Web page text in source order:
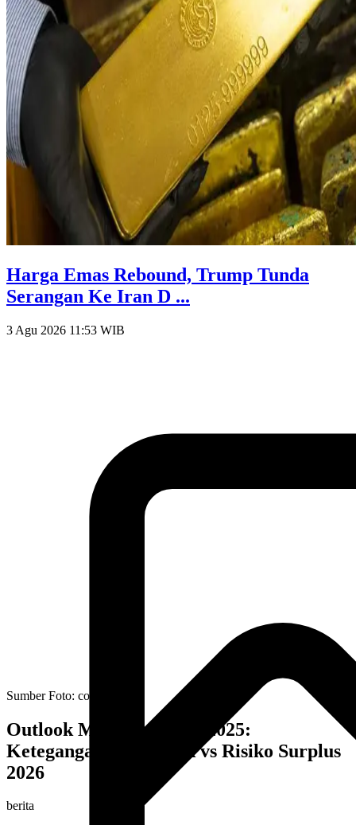
Harga Emas Rebound, Trump Tunda
Serangan Ke Iran D ...
3 Agu 2026 11:53 WIB
Sumber Foto: cosmos.so
Outlook Minyak Global 2025:
Ketegangan Geopolitik vs Risiko Surplus
2026
berita